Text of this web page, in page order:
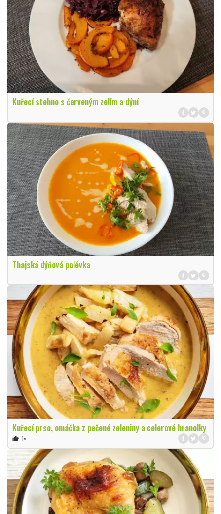
Kuřecí stehno s červeným zelím a dýní
Thajská dýňová polévka
Kuřecí prso, omáčka z pečené zeleniny a celerové hranolky
thumb_up 1×